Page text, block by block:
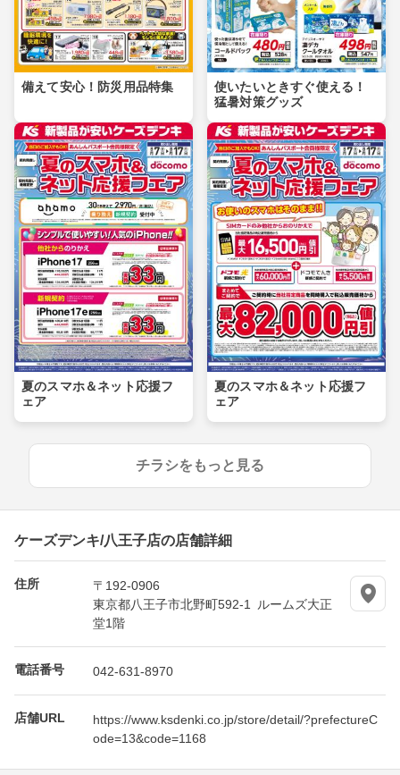
備えて安心！防災用品特集
使いたいときすぐ使える！
猛暑対策グッズ
夏のスマホ＆ネット応援フ
ェア
夏のスマホ＆ネット応援フ
ェア
チラシをもっと見る
ケーズデンキ/八王子店の店舗詳細
住所
〒192-0906
東京都八王子市北野町592-1 ルームズ大正
堂1階
電話番号 042-631-8970
店舗URL
https://www.ksdenki.co.jp/store/detail/?prefectureC
ode=13&code=1168